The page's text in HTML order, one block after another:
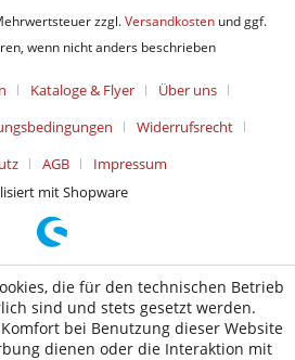
zzgl.Versandkosten und ggf.
wenn nicht anders beschrieben
Kataloge & Flyer
Über uns
Widerrufsrecht
AGB
Impressum
mit Shopware
die für den technischen Betrieb
sind und stets gesetzt werden.
bei Benutzung dieser Website
dienen oder die Interaktion mit